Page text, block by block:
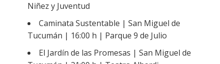
Niñez y Juventud
Caminata Sustentable | San Miguel de
Tucumán | 16:00 h | Parque 9 de Julio
El Jardín de las Promesas | San Miguel de